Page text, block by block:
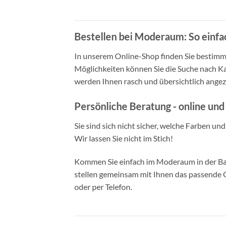
Bestellen bei Moderaum: So
In unserem Online-Shop finden Sie
Möglichkeiten können Sie die Suche nach
werden Ihnen rasch und übersichtlich
Persönliche Beratung - online
Sie sind sich nicht sicher, welche Farben
Wir lassen Sie nicht im Stich!
Kommen Sie einfach im Moderaum in der
stellen gemeinsam mit Ihnen das
oder per Telefon.